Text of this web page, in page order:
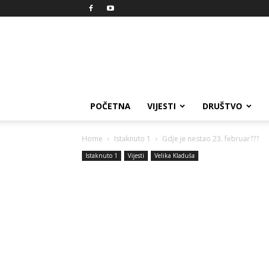
POČETNA VIJESTI DRUŠTVO
Home Istaknuto 1 Gdje je nestao 23. februar???
Istaknuto 1 Vijesti Velika Kladuša